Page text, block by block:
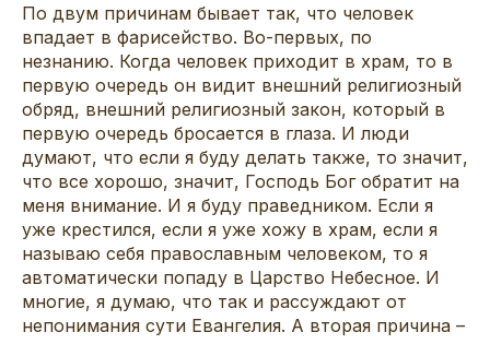
По двум причинам бывает так, что человек
впадает в фарисейство. Во-первых, по
незнанию. Когда человек приходит в храм, то в
первую очередь он видит внешний религиозный
обряд, внешний религиозный закон, который в
первую очередь бросается в глаза. И люди
думают, что если я буду делать также, то значит,
что все хорошо, значит, Господь Бог обратит на
меня внимание. И я буду праведником. Если я
уже крестился, если я уже хожу в храм, если я
называю себя православным человеком, то я
автоматически попаду в Царство Небесное. И
многие, я думаю, что так и рассуждают от
непонимания сути Евангелия. А вторая причина –